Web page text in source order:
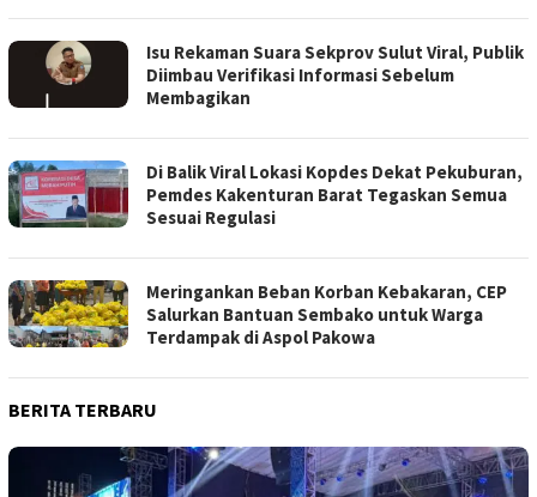
Isu Rekaman Suara Sekprov Sulut Viral, Publik
Diimbau Verifikasi Informasi Sebelum
Membagikan
Di Balik Viral Lokasi Kopdes Dekat Pekuburan,
Pemdes Kakenturan Barat Tegaskan Semua
Sesuai Regulasi
Meringankan Beban Korban Kebakaran, CEP
Salurkan Bantuan Sembako untuk Warga
Terdampak di Aspol Pakowa
BERITA TERBARU